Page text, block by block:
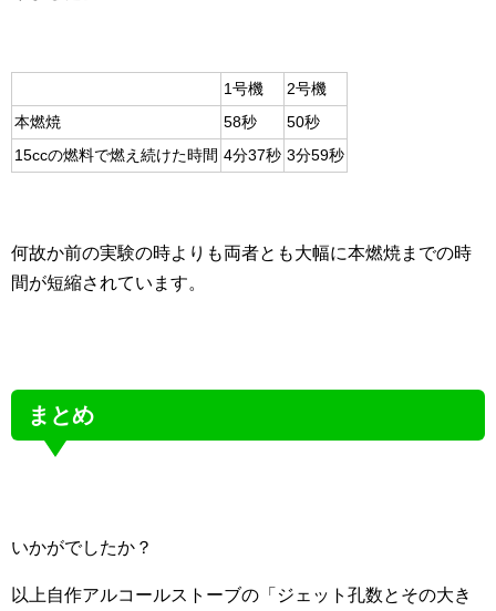
1号機
2号機
本燃焼
58秒
50秒
15ccの燃料で燃え続けた時間 4分37秒 3分59秒
何故か前の実験の時よりも両者とも大幅に本燃焼までの時
間が短縮されています。
まとめ
いかがでしたか？
以上自作アルコールストーブの「ジェット孔数とその大き